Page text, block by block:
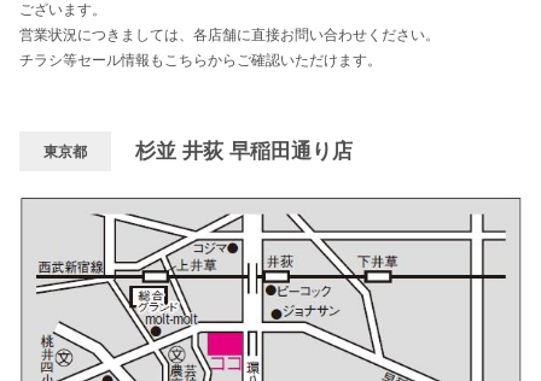
ございます。
営業状況につきましては、各店舗に直接お問い合わせください。
チラシ等セール情報もこちらからご確認いただけます。
東京都 杉並 井荻 早稲田通り店